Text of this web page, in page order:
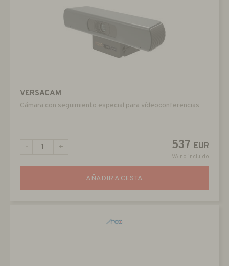
VERSACAM
Cámara con seguimiento especial para vídeoconferencias
537 EUR
IVA no incluido
- +
AÑADIR A CESTA